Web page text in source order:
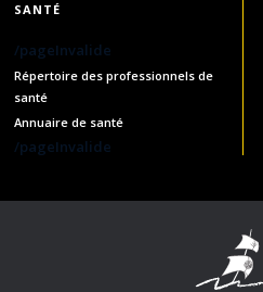
SANTÉ
/pageInvalide
Répertoire des professionnels de
santé
Annuaire de santé
/pageInvalide